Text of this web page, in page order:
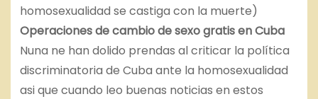
homosexualidad se castiga con la muerte)
Operaciones de cambio de sexo gratis en Cuba
Nuna ne han dolido prendas al criticar la política
discriminatoria de Cuba ante la homosexualidad
asi que cuando leo buenas noticias en estos